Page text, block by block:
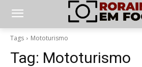
Tags Mototurismo
Tag: Mototurismo